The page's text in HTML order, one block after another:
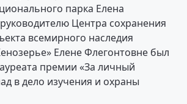
парка Елена
Центра сохранения
всемирного наследия
Елене Флегонтовне был
премии «За личный
в дело изучения и охраны